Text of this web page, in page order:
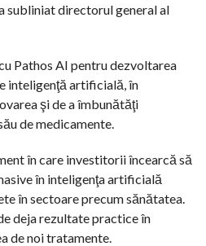
subliniat directorul general al
Pathos AI pentru dezvoltarea
inteligenţă artificială, în
şi de a îmbunătăţi
de medicamente.
în care investitorii încearcă să
în inteligenţa artificială
în sectoare precum sănătatea.
deja rezultate practice în
de noi tratamente.